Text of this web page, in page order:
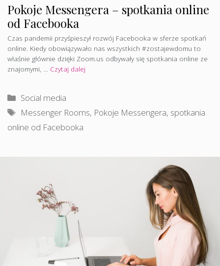
Pokoje Messengera – spotkania online
od Facebooka
Czas pandemii przyśpieszył rozwój Facebooka w sferze spotkań
online. Kiedy obowiązywało nas wszystkich #zostajewdomu to
właśnie głównie dzięki Zoom.us odbywały się spotkania online ze
znajomymi, … Czytaj dalej
Kategorie
Social media
Tagi
Messenger Rooms, Pokoje Messengera, spotkania
online od Facebooka